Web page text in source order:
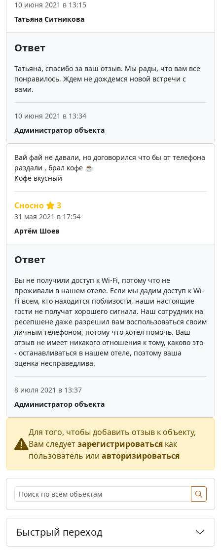
Татьяна Ситникова
10 июня 2021 в 13:15
Ответ
Татьяна, спасибо за ваш отзыв. Мы рады, что вам все
понравилось. Ждем не дождемся новой встречи с
вами.
Администратор объекта
10 июня 2021 в 13:34
Вай фай не давали, но договорился что бы от телефона
раздали , брал кофе ☕️
Кофе вкусный
Артём Шоев
Сносно 3
31 мая 2021 в 17:54
Ответ
Вы не получили доступ к Wi-Fi, потому что не
проживали в нашем отеле. Если мы дадим доступ к Wi-
Fi всем, кто находится поблизости, наши настоящие
гости не получат хорошего сигнала. Наш сотрудник на
ресепшене даже разрешил вам воспользоваться своим
личным телефоном, потому что хотел помочь. Ваш
отзыв не имеет никакого отношения к тому, каково это
- останавливаться в нашем отеле, поэтому ваша
оценка несправедлива.
Администратор объекта
8 июля 2021 в 13:37
Для того, чтобы добавить отзыв к объекту,
Вам следуетзарегистрироваться как
пользователь или авторизироваться
Быстрый переход